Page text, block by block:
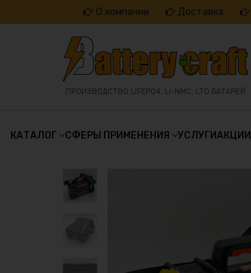
к
О компании Доставка
ПРОИЗВОДСТВО LIFEPO4, LI-NMC, LTO БАТАРЕЙ
КАТАЛОГ СФЕРЫ ПРИМЕНЕНИЯ УСЛУГИАКЦИИ